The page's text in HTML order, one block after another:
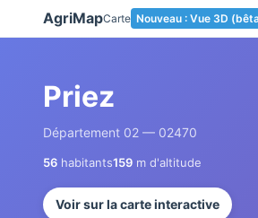
AgriMapCarte Nouveau : Vue 3D
Priez
Département 02 — 02470
56 habitants159 m d'altitude
Voir sur la carte interactive
cookies